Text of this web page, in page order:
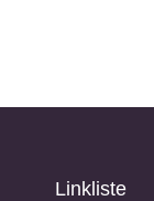
Linkliste